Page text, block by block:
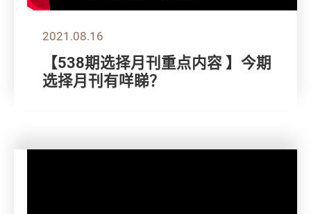
2021.08.16
【538期选择月刊重点内容 】今期
选择月刊有咩睇？